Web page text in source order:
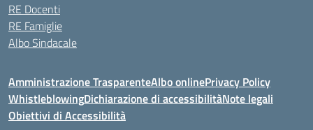
RE Docenti
RE Famiglie
Albo Sindacale
Amministrazione TrasparenteAlbo onlinePrivacy Policy
WhistleblowingDichiarazione di accessibilitàNote legali
Obiettivi di Accessibilità